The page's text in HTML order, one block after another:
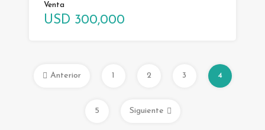
Venta
USD 300,000
Anterior 1 2 3 4
5 Siguiente